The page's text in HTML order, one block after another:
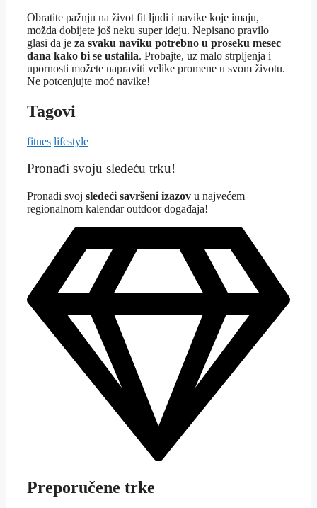
Obratite pažnju na život fit ljudi i navike koje imaju,
možda dobijete još neku super ideju. Nepisano pravilo
glasi da je za svaku naviku potrebno u proseku mesec
dana kako bi se ustalila. Probajte, uz malo strpljenja i
upornosti možete napraviti velike promene u svom životu.
Ne potcenjujte moć navike!
Tagovi
fitnes lifestyle
Pronađi svoju sledeću trku!
Pronađi svoj sledeći savršeni izazov u najvećem
regionalnom kalendar outdoor događaja!
Preporučene trke